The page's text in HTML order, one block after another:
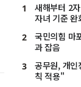
1
새해부터 2
자녀 기준 완
2
국민의힘 마
과 잡음
3
공무원, 개
칙 적용"